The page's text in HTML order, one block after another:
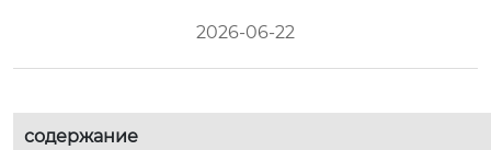
2026-06-22
содержание